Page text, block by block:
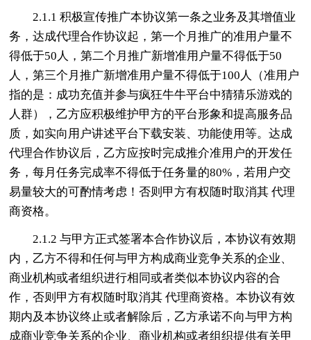
2.1.1 积极宣传推广本协议第一条之业务及其增值业
务，达成代理合作协议起，第一个月推广的准用户量不
得低于50人，第二个月推广新增准用户量不得低于50
人，第三个月推广新增准用户量不得低于100人（准用户
指的是：成功充值并参与疯狂牛牛平台中猜猜乐游戏的
人群），乙方应积极维护甲方的平台形象和提高服务品
质，如实向用户讲述平台下载安装、功能使用等。达成
代理合作协议后，乙方应按时完成推介准用户的开发任
务，每月任务完成率不得低于任务量的80%，若用户交
易量较大的可酌情考虑！否则甲方有权随时取消其 代理
商资格。
2.1.2 与甲方正式签署本合作协议后，本协议有效期
内，乙方不得和任何与甲方构成商业竞争关系的企业、
商业机构或者组织进行相同或者类似本协议内容的合
作，否则甲方有权随时取消其 代理商资格。本协议有效
期内及本协议终止或者解除后，乙方承诺不向与甲方构
成商业竞争关系的企业、商业机构或者组织提供有关甲